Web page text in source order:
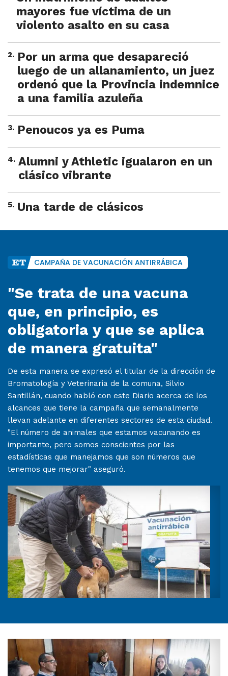
mayores fue víctima de un
violento asalto en su casa
2. Por un arma que desapareció
luego de un allanamiento, un juez
ordenó que la Provincia indemnice
a una familia azuleña
3. Penoucos ya es Puma
4. Alumni y Athletic igualaron en un
clásico vibrante
5. Una tarde de clásicos
CAMPAÑA DE VACUNACIÓN ANTIRRÁBICA
"Se trata de una vacuna
que, en principio, es
obligatoria y que se aplica
de manera gratuita"
De esta manera se expresó el titular de la dirección de
Bromatología y Veterinaria de la comuna, Silvio
Santillán, cuando habló con este Diario acerca de los
alcances que tiene la campaña que semanalmente
llevan adelante en diferentes sectores de esta ciudad.
"El número de animales que estamos vacunando es
importante, pero somos conscientes por las
estadísticas que manejamos que son números que
tenemos que mejorar" aseguró.